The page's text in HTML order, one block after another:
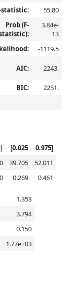
statistic: 55.80
Prob (F-
3.84e-
13
-1119.5
AIC: 2243.
BIC:
2251.
[0.025
0.975]
39.705
52.011
0.269 0.461
1.353
3.794
0.150
1.77e+03